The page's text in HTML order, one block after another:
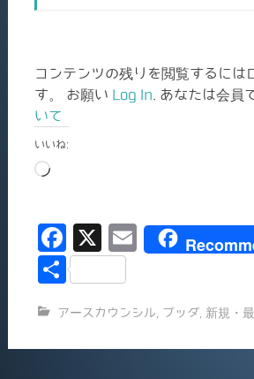
コンテンツの残りを閲覧するには
す。 お願い Log In . あなたは会員
いて
いいね:
読
み
中…
F
a
e
b
X
E
l
共
アースカウンシル ブッダ, 新規・